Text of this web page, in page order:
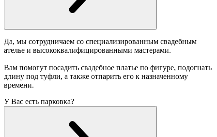
Да, мы сотрудничаем со специализированным свадебным
ателье и высококвалифицированными мастерами.
Вам помогут посадить свадебное платье по фигуре, подогнать
длину под туфли, а также отпарить его к назначенному
времени.
У Вас есть парковка?